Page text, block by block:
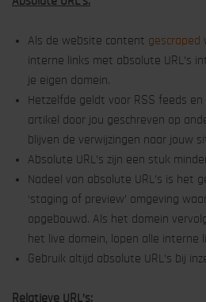
Als de website content gescraped
interne links met absolute URL’s
je eigen domein.
Hetzelfde geldt voor RSS feeds
artikel door jou geschreven op
blijven de verwijzingen naar jouw
Absolute URL’s zijn een stuk
Nadeel van absolute URL’s is het
‘staging of preview’ omgeving
opgebouwd. Als het domein
het live domein, lopen alle interne
Gebruik altijd absolute URL’s bij
Relatieve URL’s: